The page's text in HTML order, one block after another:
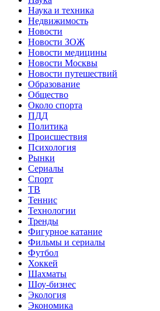
Наука и техника
Недвижимость
Новости
Новости ЗОЖ
Новости медицины
Новости Москвы
Новости путешествий
Образование
Общество
Около спорта
ПДД
Политика
Происшествия
Психология
Рынки
Сериалы
Спорт
ТВ
Теннис
Технологии
Тренды
Фигурное катание
Фильмы и сериалы
Футбол
Хоккей
Шахматы
Шоу-бизнес
Экология
Экономика